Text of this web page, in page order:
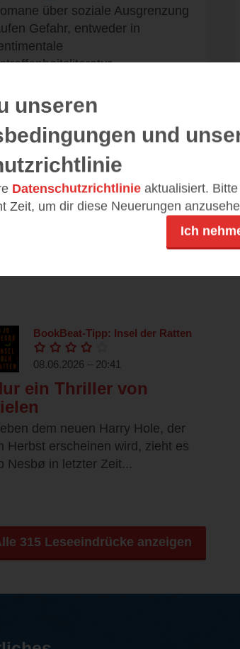
über soziale Ausgrenzung
Gefahr, entweder in
Alle 68 Rezensionen anzeigen
Leseeindrücke
BookBeat-Tipp: Insel der Ratten
08.06.2026 – 20:41
ein Thriller von
dem neuen Harry Hole, der
Herbst erscheinen wird, zieht es
Nesbø in letzter Zeit...
315 Leseeindrücke anzeigen
unseren
und
Datenschutzrichtlinie aktualisiert.
Zeit, um dir diese Neuerungen
Ich